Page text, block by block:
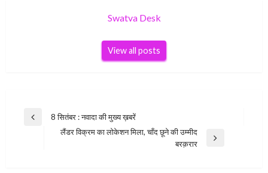
Swatva Desk
View all posts
Post
navigation
Previous
8 सितंबर : नवादा की मुख्य ख़बरें
लैंडर विक्रम का लोकेशन मिला, चाँद छूने की उम्मीद
बरक़रार